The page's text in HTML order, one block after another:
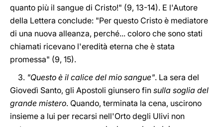
quanto più il sangue di Cristo!" (9, 13-14). E l'Autore
della Lettera conclude: "Per questo Cristo è mediatore
di una nuova alleanza, perché... coloro che sono stati
chiamati ricevano l'eredità eterna che è stata
promessa" (9, 15).
3. "Questo è il calice del mio sangue". La sera del
Giovedì Santo, gli Apostoli giunsero fin sulla soglia del
grande mistero. Quando, terminata la cena, uscirono
insieme a lui per recarsi nell'Orto degli Ulivi non